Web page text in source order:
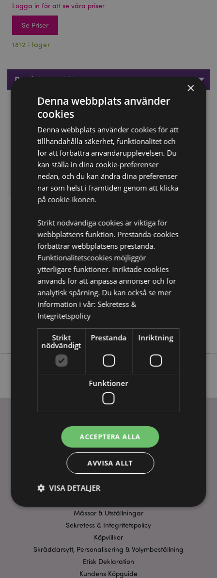
Logga in för att se våra priser
Se Priser
1812 i lager
Produktspecifikationer
Produktbeskrivning
Boba the Bubble Tea Foodiemals 3D PVC Nyckelring
Material: PVC och Metall (Rostfritt Stål)
Produkt Resurser:
Vill du veta mer om hur du köper från Puckator?
Kundens Imformations Guide.
Produktattribut
Information
Höjd 5cm Bredd 3cm Djup 3cm Totalt Höjd 12cm
5055071505188
288
0.052000
Nej
Nej
Nej
Foodiemals
ANVÄNDBARA LÄNKAR
FAQ
Frakt & Leverans
Homexpo Paris Showroom
Betalning
Mässor & Utställningar
Sekretess & Integritetspolicy
Köpvillkor
Skräddarsytt, Personalisering & Volymbeställning
Etisk Deklaration
Kundens Köpguide
×
Denna webbplats använder
cookies
Denna webbplats använder cookies för att
tillhandahålla säkerhet, funktionalitet och
för att förbättra användarupplevelsen. Du
kan ställa in dina cookie-preferenser
nedan, och du kan ändra dina preferenser
när som helst i framtiden genom att klicka
på cookie-ikonen.
Strikt nödvändiga cookies är viktiga för
webbplatsens funktion. Prestanda-cookies
förbättrar webbplatsens prestanda.
Funktionalitetscookies möjliggör
ytterligare funktioner. Inriktade cookies
används för att anpassa annonser och för
analytisk spårning. Du kan också se mer
information i vår: Sekretess &
Integritetspolicy
Strikt
nödvändigt
Prestanda Inriktning
Funktioner
ACCEPTERA ALLA
AVVISA ALLT
VISA DETALJER
Strikt nödvändigt Prestanda
Inriktning
Funktioner
Strikt nödvändiga cookies tillåter grundläggande
webbplatsfunktionalitet såsom användarinloggning
och kontohantering. Webbplatsen kan inte